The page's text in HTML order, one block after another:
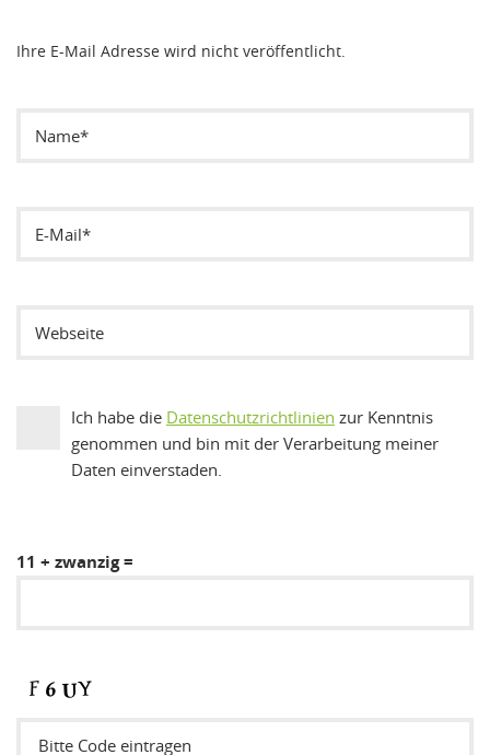
Ihre E-Mail Adresse wird nicht veröffentlicht.
Ich habe die Datenschutzrichtlinien zur Kenntnis
genommen und bin mit der Verarbeitung meiner
Daten einverstaden.
11 + zwanzig =